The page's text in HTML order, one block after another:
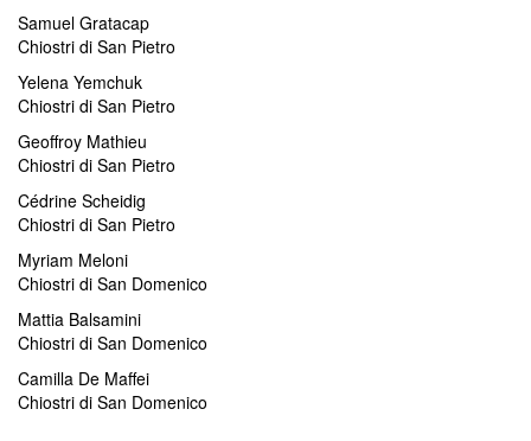
Samuel Gratacap
Chiostri di San Pietro
Yelena Yemchuk
Chiostri di San Pietro
Geoffroy Mathieu
Chiostri di San Pietro
Cédrine Scheidig
Chiostri di San Pietro
Myriam Meloni
Chiostri di San Domenico
Mattia Balsamini
Chiostri di San Domenico
Camilla De Maffei
Chiostri di San Domenico